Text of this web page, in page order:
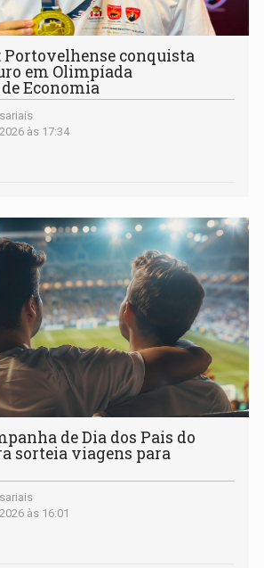
Portovelhense conquista
em Olimpíada
Economia
às 17:34
de Dia dos Pais do
sorteia viagens para
às 16:01